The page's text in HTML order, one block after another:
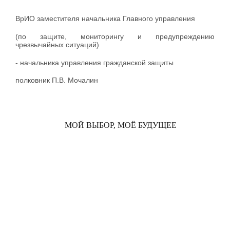
ВрИО заместителя начальника Главного управления
(по защите, мониторингу и предупреждению
чрезвычайных ситуаций)
- начальника управления гражданской защиты
полковник П.В. Мочалин
МОЙ ВЫБОР, МОЁ БУДУЩЕЕ